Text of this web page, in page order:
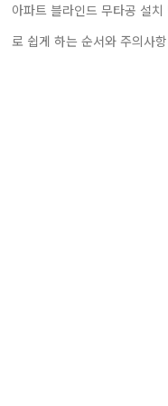
아파트 블라인드 무타공 설
로 쉽게 하는 순서와 주의사항